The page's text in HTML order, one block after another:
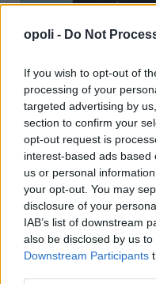
opoli - Do Not
If you wish to opt-out of
processing of your
targeted advertising by
section to confirm your
opt-out request is
interest-based ads
us or personal
your opt-out. You may
disclosure of your
IAB’s list of downstream
also be disclosed by us
Downstream Participants